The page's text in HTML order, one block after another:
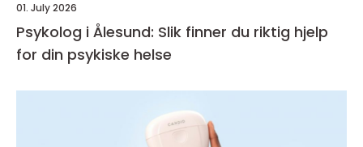
01. July 2026
Psykolog i Ålesund: Slik finner du riktig hjelp
for din psykiske helse